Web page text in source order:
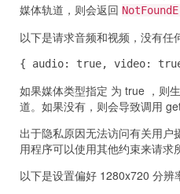
媒体轨道，则会返回
以下是请求音频和视频，没有任
{ audio: true, video:
如果媒体类型指定 为 true ，则
道。如果没有，则会导致调用
出于隐私原因无法访问有关用户
用程序可以使用其他约束来请求
以下是设置偏好 1280x720 分辨